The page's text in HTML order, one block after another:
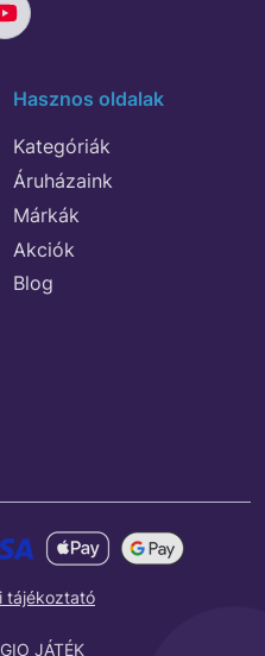
Hasznos oldalak
Kategóriák
Áruházaink
Márkák
Akciók
Blog
JÁTÉK
tájékoztató